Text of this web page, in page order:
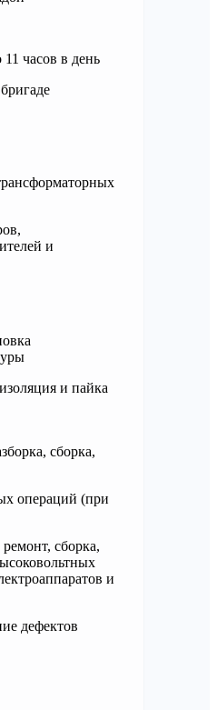
часов в день
и
и пайка
сборка,
операций (при
сборка,
и
дефектов